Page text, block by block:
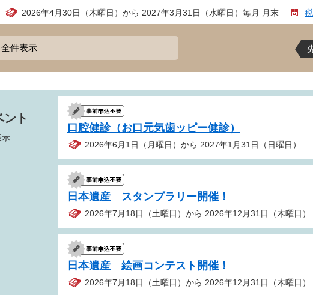
2026年4月30日（木曜日）から 2027年3月31日（水曜日）毎月 月末
全件表示
ト
示
口腔健診（お口元気歯ッピー健診）
2026年6月1日（月曜日）から 2027年1月31日（日曜日）
日本遺産 スタンプラリー開催！
2026年7月18日（土曜日）から 2026年12月31日（木曜日）
日本遺産 絵画コンテスト開催！
2026年7月18日（土曜日）から 2026年12月31日（木曜日）